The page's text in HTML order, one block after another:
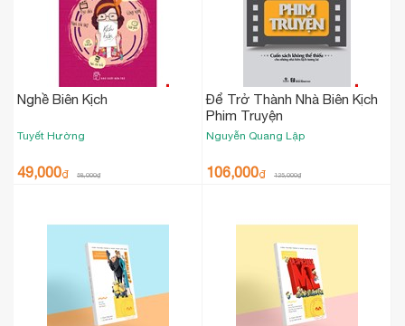
Nghề Biên Kịch
Tuyết Hường
49,000₫ 58,000₫
Để Trở Thành Nhà Biên Kịch
Phim Truyện
Nguyễn Quang Lập
106,000₫ 125,000₫